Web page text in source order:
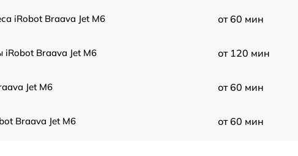
iRobot Braava Jet M6 от 60 мин
iRobot Braava Jet M6 от 120 мин
Jet M6 от 60 мин
Braava Jet M6 от 60 мин